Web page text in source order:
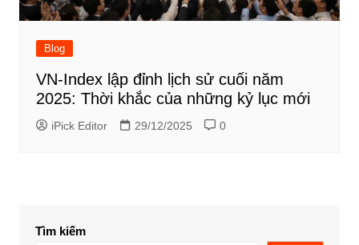
Blog
VN-Index lập đỉnh lịch sử cuối năm
2025: Thời khắc của những kỷ lục mới
iPick Editor 29/12/2025 0
Tìm kiếm